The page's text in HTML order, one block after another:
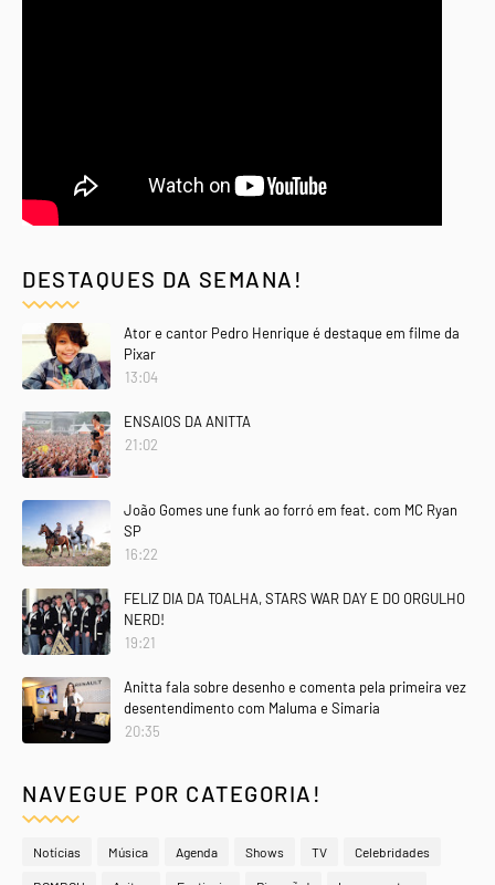
DESTAQUES DA SEMANA!
Ator e cantor Pedro Henrique é destaque em filme da
Pixar
13:04
ENSAIOS DA ANITTA
21:02
João Gomes une funk ao forró em feat. com MC Ryan
SP
16:22
FELIZ DIA DA TOALHA, STARS WAR DAY E DO ORGULHO
NERD!
19:21
Anitta fala sobre desenho e comenta pela primeira vez
desentendimento com Maluma e Simaria
20:35
NAVEGUE POR CATEGORIA!
Notícias Música Agenda Shows TV Celebridades